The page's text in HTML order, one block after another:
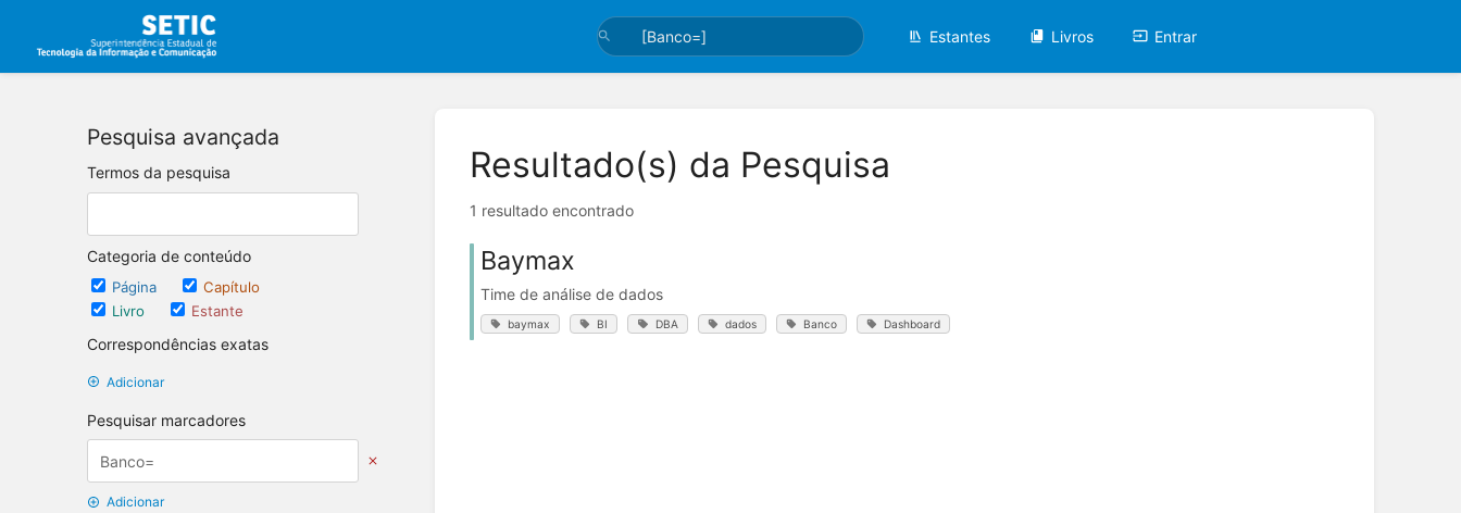
Estantes Livros Entrar
Pesquisa avançada
Termos da pesquisa
Categoria de conteúdo
Página
Capítulo
Livro
Estante
Correspondências exatas
Adicionar
Pesquisar marcadores
Adicionar
Resultado(s) da Pesquisa
1 resultado encontrado
Baymax
Time de análise de dados
baymax BI DBA dados Banco Dashboard